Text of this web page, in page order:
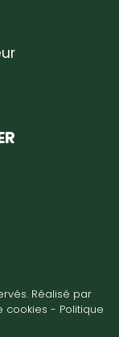
Réalisé par
cookies - Politique